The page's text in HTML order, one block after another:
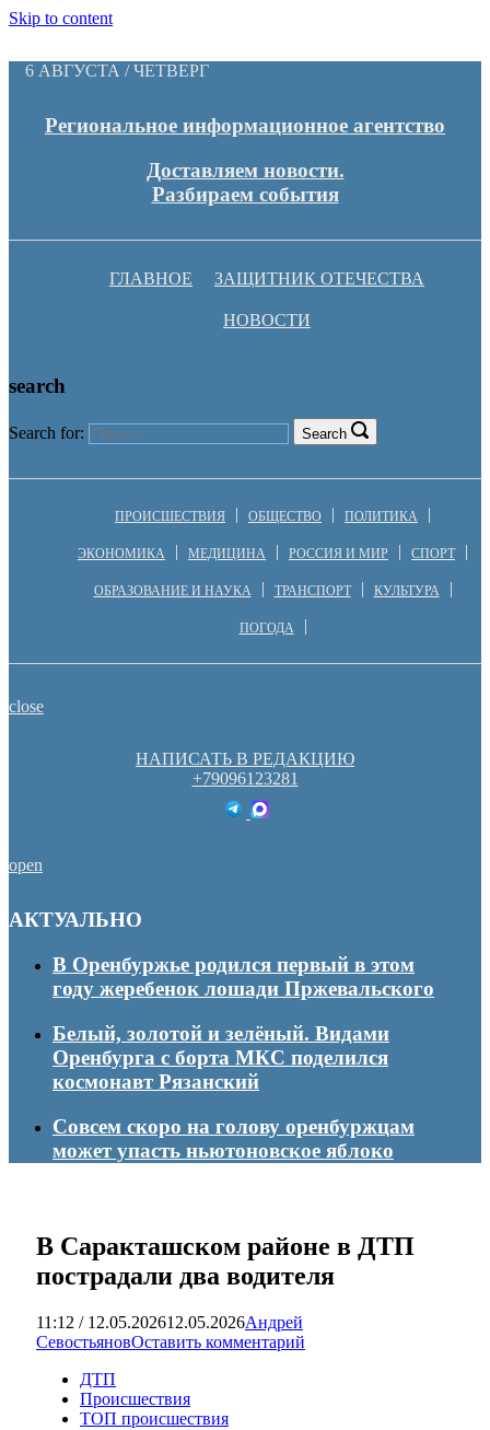
Skip to content
6 АВГУСТА / ЧЕТВЕРГ
Региональное информационное агентство
Доставляем новости.
Разбираем события
ГЛАВНОЕ ЗАЩИТНИК ОТЕЧЕСТВА
НОВОСТИ
search
Search for: Search
ПРОИСШЕСТВИЯ ОБЩЕСТВО ПОЛИТИКА
ЭКОНОМИКА МЕДИЦИНА РОССИЯ И МИР СПОРТ
ОБРАЗОВАНИЕ И НАУКА ТРАНСПОРТ КУЛЬТУРА
ПОГОДА
close
НАПИСАТЬ В РЕДАКЦИЮ
+79096123281
open
АКТУАЛЬНО
В Оренбуржье родился первый в этом
году жеребенок лошади Пржевальского
Белый, золотой и зелёный. Видами
Оренбурга с борта МКС поделился
космонавт Рязанский
Совсем скоро на голову оренбуржцам
может упасть ньютоновское яблоко
В Саракташском районе в ДТП
пострадали два водителя
11:12 / 12.05.202612.05.2026Андрей
СевостьяновОставить комментарий
ДТП
Происшествия
ТОП происшествия